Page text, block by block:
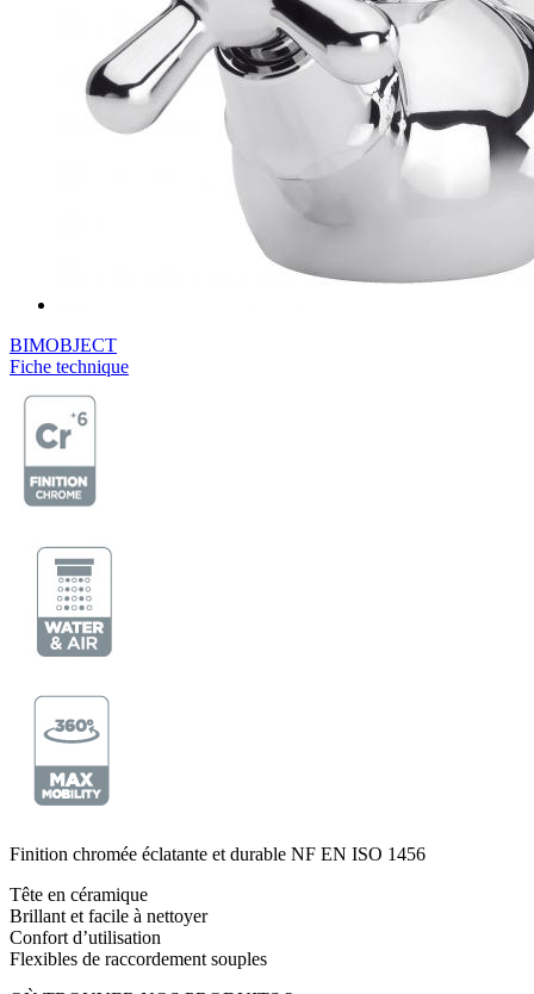
BIMOBJECT
Fiche technique
Finition chromée éclatante et durable NF EN ISO 1456
Tête en céramique
Brillant et facile à nettoyer
Confort d’utilisation
Flexibles de raccordement souples